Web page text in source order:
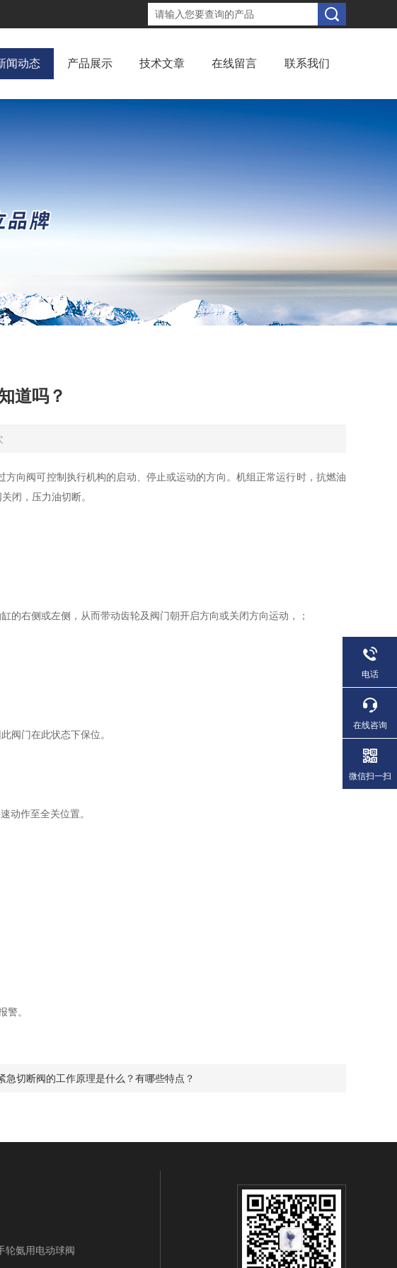
闻动态 产品展示 技术文章 在线留言 联系我们
道吗？
向阀可控制执行机构的启动、停止或运动的方向。机组正常运行时，抗燃油
闭，压力油切断。
右侧或左侧，从而带动齿轮及阀门朝开启方向或关闭方向运动，；
阀门在此状态下保位。
动作至全关位置。
警。
急切断阀的工作原理是什么？有哪些特点？
轮氨用电动球阀
电话
在线咨询
微信扫一扫